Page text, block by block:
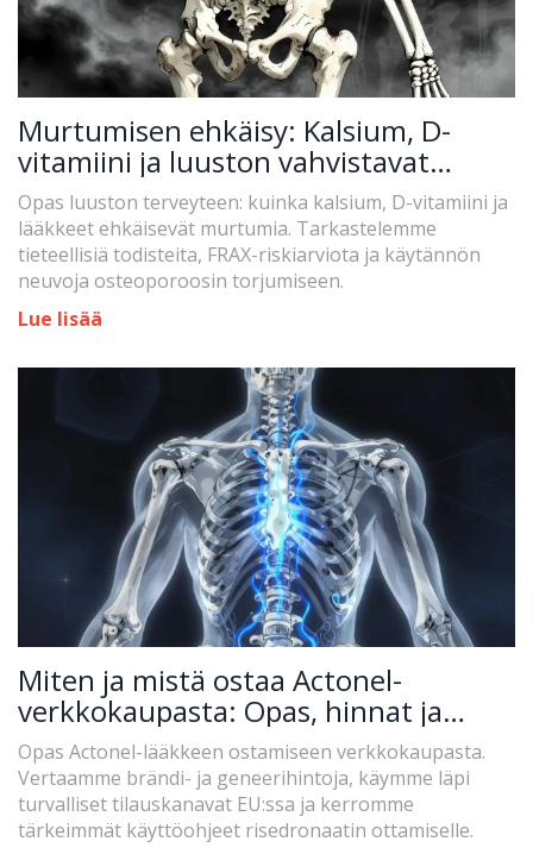
Murtumisen ehkäisy: Kalsium, D-
vitamiini ja luuston vahvistavat
lääkkeet
Opas luuston terveyteen: kuinka kalsium, D-vitamiini ja
lääkkeet ehkäisevät murtumia. Tarkastelemme
tieteellisiä todisteita, FRAX-riskiarviota ja käytännön
neuvoja osteoporoosin torjumiseen.
Lue lisää
Miten ja mistä ostaa Actonel-
verkkokaupasta: Opas, hinnat ja
turvallisuus
Opas Actonel-lääkkeen ostamiseen verkkokaupasta.
Vertaamme brändi- ja geneerihintoja, käymme läpi
turvalliset tilauskanavat EU:ssa ja kerromme
tärkeimmät käyttöohjeet risedronaatin ottamiselle.